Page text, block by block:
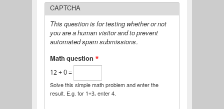
CAPTCHA
This question is for testing whether or not
you are a human visitor and to prevent
automated spam submissions.
Math question *
12 + 0 =
Solve this simple math problem and enter the
result. E.g. for 1+3, enter 4.